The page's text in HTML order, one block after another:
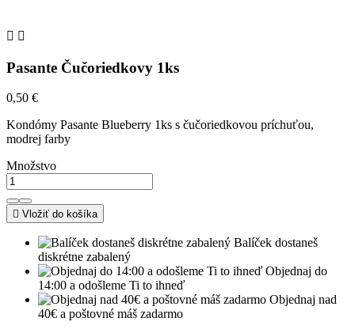
 
Pasante Čučoriedkovy 1ks
0,50 €
Kondómy Pasante Blueberry 1ks s čučoriedkovou príchuťou,
modrej farby
Množstvo
 Vložiť do košíka
Balíček dostaneš
diskrétne zabalený
Objednaj do
14:00 a odošleme Ti to ihneď
Objednaj nad
40€ a poštovné máš zadarmo